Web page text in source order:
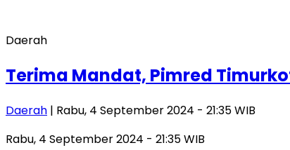
Daerah
Terima Mandat, Pimred
Daerah | Rabu, 4 September 2024 - 21:35 WIB
Rabu, 4 September 2024 - 21:35 WIB